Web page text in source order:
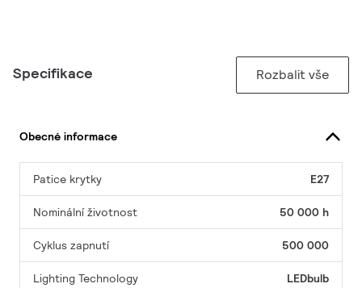
Specifikace Rozbalit vše
Obecné informace
Patice krytky E27
Nominální životnost 50 000 h
Cyklus zapnutí 500 000
Lighting Technology LEDbulb